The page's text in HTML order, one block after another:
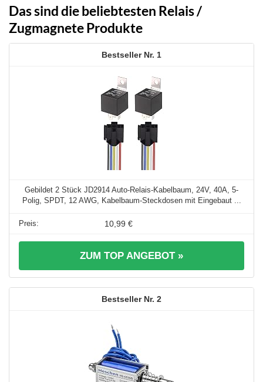
Das sind die beliebtesten Relais /
Zugmagnete Produkte
1
Gebildet 2 Stück JD2914 Auto-Relais-Kabelbaum, 24V, 40A, 5-
Polig, SPDT, 12 AWG, Kabelbaum-Steckdosen mit Eingebaut ...
10,99 €
ZUM TOP ANGEBOT »
2